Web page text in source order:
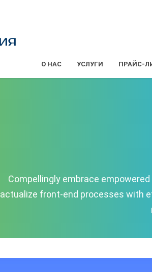
О НАС УСЛУГИ ПРАЙС-
Compellingly embrace
actualize front-end processes with